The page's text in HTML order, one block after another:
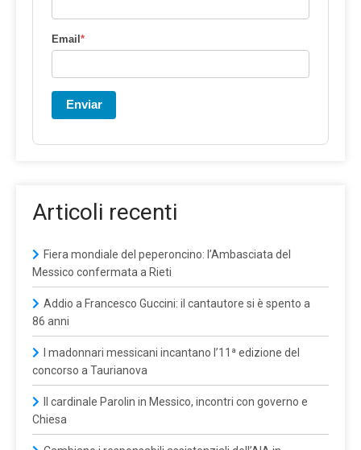
Email*
Enviar
Articoli recenti
Fiera mondiale del peperoncino: l’Ambasciata del
Messico confermata a Rieti
Addio a Francesco Guccini: il cantautore si è spento a
86 anni
I madonnari messicani incantano l’11ª edizione del
concorso a Taurianova
Il cardinale Parolin in Messico, incontri con governo e
Chiesa